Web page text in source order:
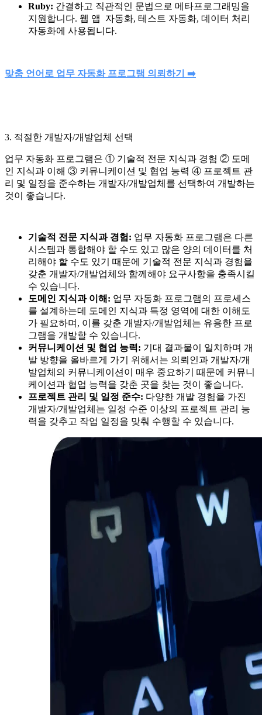
Ruby: 간결하고 직관적인 문법으로 메타프로그래밍을
지원합니다. 웹 앱 자동화, 테스트 자동화, 데이터 처리
자동화에 사용됩니다.
맞춤 언어로 업무 자동화 프로그램 의뢰하기 ➡️
3. 적절한 개발자/개발업체 선택
업무 자동화 프로그램은 ① 기술적 전문 지식과 경험 ② 도메
인 지식과 이해 ③ 커뮤니케이션 및 협업 능력 ④ 프로젝트 관
리 및 일정을 준수하는 개발자/개발업체를 선택하여 개발하는
것이 좋습니다.
기술적 전문 지식과 경험: 업무 자동화 프로그램은 다른
시스템과 통합해야 할 수도 있고 많은 양의 데이터를 처
리해야 할 수도 있기 때문에 기술적 전문 지식과 경험을
갖춘 개발자/개발업체와 함께해야 요구사항을 충족시킬
수 있습니다.
도메인 지식과 이해: 업무 자동화 프로그램의 프로세스
를 설계하는데 도메인 지식과 특정 영역에 대한 이해도
가 필요하며, 이를 갖춘 개발자/개발업체는 유용한 프로
그램을 개발할 수 있습니다.
커뮤니케이션 및 협업 능력: 기대 결과물이 일치하며 개
발 방향을 올바르게 가기 위해서는 의뢰인과 개발자/개
발업체의 커뮤니케이션이 매우 중요하기 때문에 커뮤니
케이션과 협업 능력을 갖춘 곳을 찾는 것이 좋습니다.
프로젝트 관리 및 일정 준수: 다양한 개발 경험을 가진
개발자/개발업체는 일정 수준 이상의 프로젝트 관리 능
력을 갖추고 작업 일정을 맞춰 수행할 수 있습니다.